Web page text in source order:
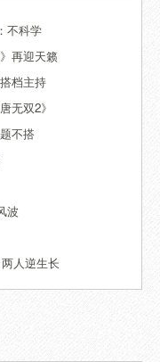
不科学
再迎天籁
档主持
无双2》
不搭
波
人逆生长